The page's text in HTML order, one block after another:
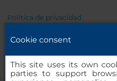
Política de privacidad
Cookie consent
This site uses its own
parties to support